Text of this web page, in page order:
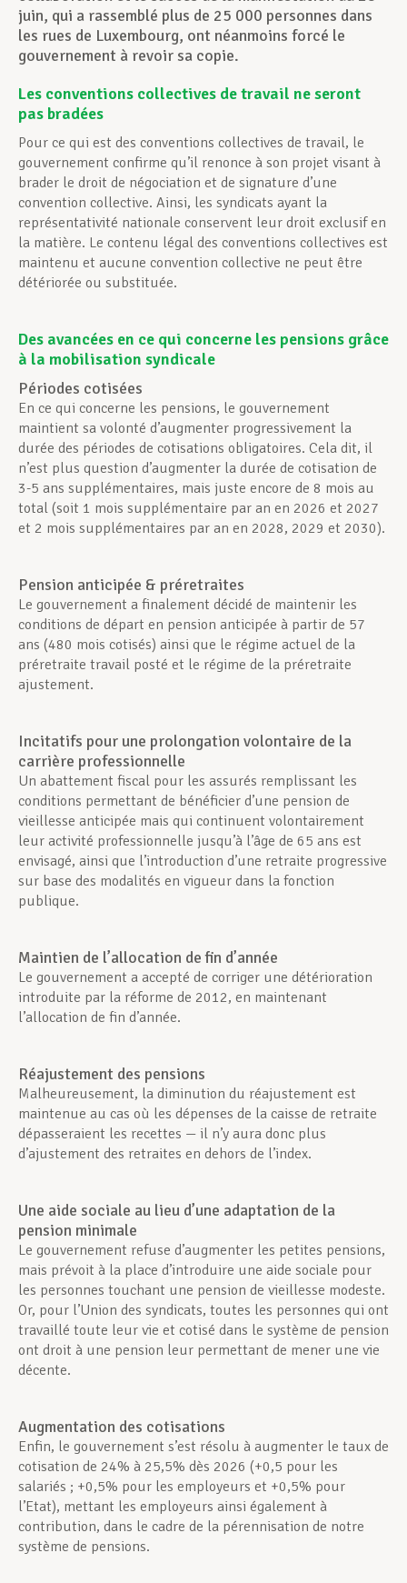
juin, qui a rassemblé plus de 25 000 personnes dans
les rues de Luxembourg, ont néanmoins forcé le
gouvernement à revoir sa copie.
Les conventions collectives de travail ne seront
pas bradées
Pour ce qui est des conventions collectives de travail, le
gouvernement confirme qu’il renonce à son projet visant à
brader le droit de négociation et de signature d’une
convention collective. Ainsi, les syndicats ayant la
représentativité nationale conservent leur droit exclusif en
la matière. Le contenu légal des conventions collectives est
maintenu et aucune convention collective ne peut être
détériorée ou substituée.
Des avancées en ce qui concerne les pensions grâce
à la mobilisation syndicale
Périodes cotisées
En ce qui concerne les pensions, le gouvernement
maintient sa volonté d’augmenter progressivement la
durée des périodes de cotisations obligatoires. Cela dit, il
n’est plus question d’augmenter la durée de cotisation de
3-5 ans supplémentaires, mais juste encore de 8 mois au
total (soit 1 mois supplémentaire par an en 2026 et 2027
et 2 mois supplémentaires par an en 2028, 2029 et 2030).
Pension anticipée & préretraites
Le gouvernement a finalement décidé de maintenir les
conditions de départ en pension anticipée à partir de 57
ans (480 mois cotisés) ainsi que le régime actuel de la
préretraite travail posté et le régime de la préretraite
ajustement.
Incitatifs pour une prolongation volontaire de la
carrière professionnelle
Un abattement fiscal pour les assurés remplissant les
conditions permettant de bénéficier d’une pension de
vieillesse anticipée mais qui continuent volontairement
leur activité professionnelle jusqu’à l’âge de 65 ans est
envisagé, ainsi que l’introduction d’une retraite progressive
sur base des modalités en vigueur dans la fonction
publique.
Maintien de l’allocation de fin d’année
Le gouvernement a accepté de corriger une détérioration
introduite par la réforme de 2012, en maintenant
l’allocation de fin d’année.
Réajustement des pensions
Malheureusement, la diminution du réajustement est
maintenue au cas où les dépenses de la caisse de retraite
dépasseraient les recettes — il n’y aura donc plus
d’ajustement des retraites en dehors de l’index.
Une aide sociale au lieu d’une adaptation de la
pension minimale
Le gouvernement refuse d’augmenter les petites pensions,
mais prévoit à la place d’introduire une aide sociale pour
les personnes touchant une pension de vieillesse modeste.
Or, pour l’Union des syndicats, toutes les personnes qui ont
travaillé toute leur vie et cotisé dans le système de pension
ont droit à une pension leur permettant de mener une vie
décente.
Augmentation des cotisations
Enfin, le gouvernement s’est résolu à augmenter le taux de
cotisation de 24% à 25,5% dès 2026 (+0,5 pour les
salariés ; +0,5% pour les employeurs et +0,5% pour
l’Etat), mettant les employeurs ainsi également à
contribution, dans le cadre de la pérennisation de notre
système de pensions.